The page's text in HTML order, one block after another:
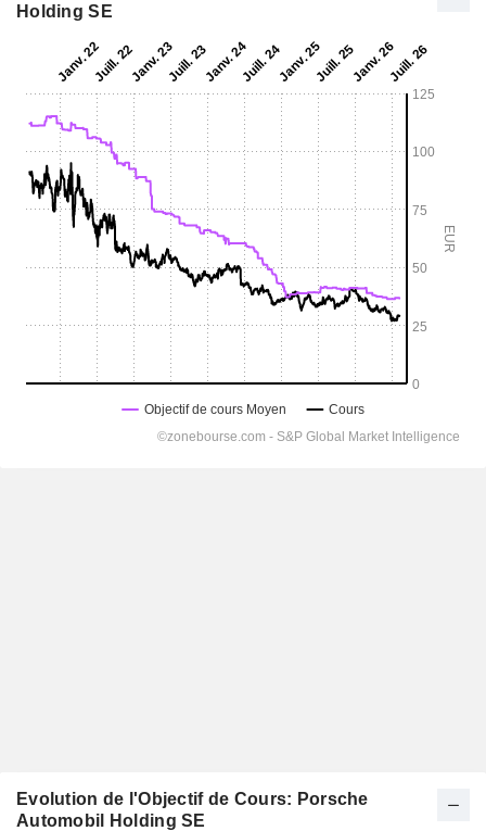
Holding SE
Evolution de l'Objectif de Cours: Porsche
Automobil Holding SE